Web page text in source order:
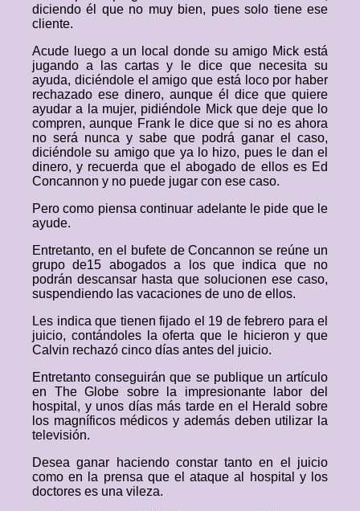
diciendo él que no muy bien, pues solo tiene ese
cliente.
Acude luego a un local donde su amigo Mick está
jugando a las cartas y le dice que necesita su
ayuda, diciéndole el amigo que está loco por haber
rechazado ese dinero, aunque él dice que quiere
ayudar a la mujer, pidiéndole Mick que deje que lo
compren, aunque Frank le dice que si no es ahora
no será nunca y sabe que podrá ganar el caso,
diciéndole su amigo que ya lo hizo, pues le dan el
dinero, y recuerda que el abogado de ellos es Ed
Concannon y no puede jugar con ese caso.
Pero como piensa continuar adelante le pide que le
ayude.
Entretanto, en el bufete de Concannon se reúne un
grupo de15 abogados a los que indica que no
podrán descansar hasta que solucionen ese caso,
suspendiendo las vacaciones de uno de ellos.
Les indica que tienen fijado el 19 de febrero para el
juicio, contándoles la oferta que le hicieron y que
Calvin rechazó cinco días antes del juicio.
Entretanto conseguirán que se publique un artículo
en The Globe sobre la impresionante labor del
hospital, y unos días más tarde en el Herald sobre
los magníficos médicos y además deben utilizar la
televisión.
Desea ganar haciendo constar tanto en el juicio
como en la prensa que el ataque al hospital y los
doctores es una vileza.